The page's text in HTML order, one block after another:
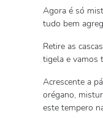
Agora é só
tudo bem
Retire as
tigela e vamos
Acrescente a
orégano,
este tempero